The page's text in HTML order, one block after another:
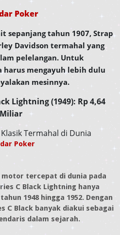
Poker
sepanjang tahun 1907, Strap
Davidson termahal yang
pelelangan. Untuk
harus mengayuh lebih dulu
mesinnya.
Lightning (1949): Rp 4,64
Miliar
Poker
motor tercepat di dunia pada
C Black Lightning hanya
1948 hingga 1952. Dengan
C Black banyak diakui sebagai
dalam sejarah.